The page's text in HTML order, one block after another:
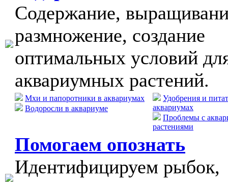
Содержание,
размножение, создание
оптимальных условий
аквариумных растений.
Мхи и папоротники в аквариумах
Водоросли в аквариуме
Удобрения и
аквариумах
Проблемы с
растениями
Помогаем опознать
Идентифицируем рыбок,